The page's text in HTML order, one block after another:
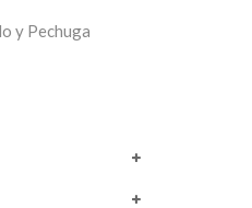
y Pechuga